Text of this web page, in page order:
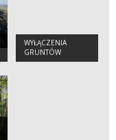
WYŁĄCZENIA
GRUNTÓW
LEŚNYCH Z